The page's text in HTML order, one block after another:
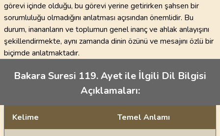
görevi içinde olduğu, bu görevi yerine getirirken şahsen bir
sorumluluğu olmadığını anlatması açısından önemlidir. Bu
durum, inananların ve toplumun genel inanç ve ahlak anlayışını
şekillendirmekte, aynı zamanda dinin özünü ve mesajını özlü bir
biçimde anlatmaktadır.
Bakara Suresi 119. Ayet ile İlgili Dil Bilgisi
Açıklamaları:
Kelime Temel Anlamı